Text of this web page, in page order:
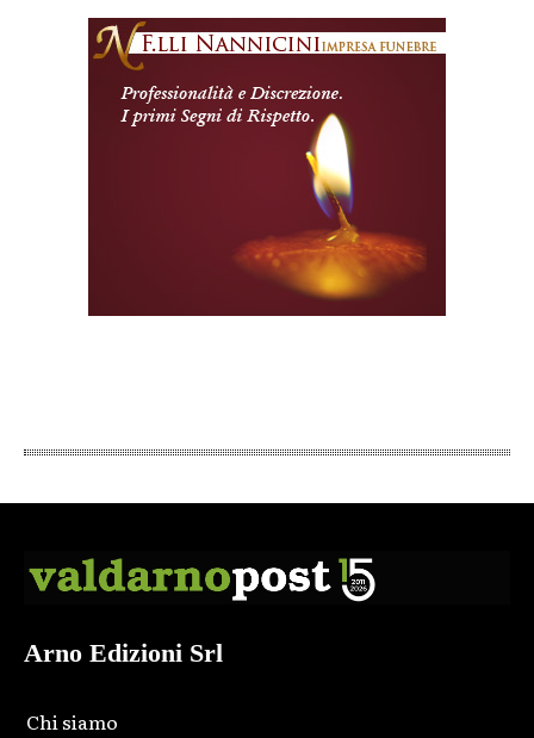
Arno Edizioni Srl
Chi siamo